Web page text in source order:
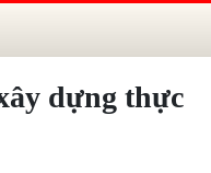
dựng thực